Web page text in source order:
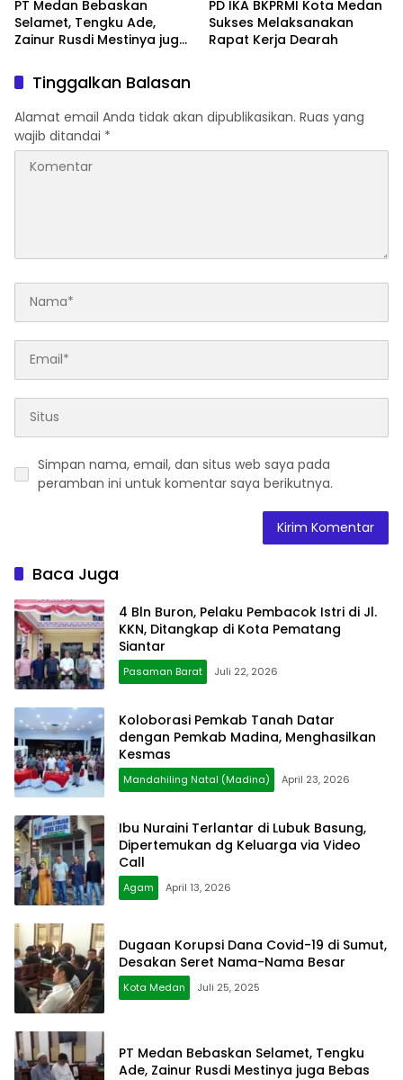
PT Medan Bebaskan
Selamet, Tengku Ade,
Zainur Rusdi Mestinya juga
PD IKA BKPRMI Kota Medan
Sukses Melaksanakan
Rapat Kerja Dearah
Tinggalkan Balasan
Alamat email Anda tidak akan dipublikasikan. Ruas yang
wajib ditandai *
Simpan nama, email, dan situs web saya pada
peramban ini untuk komentar saya berikutnya.
Baca Juga
4 Bln Buron, Pelaku Pembacok Istri di Jl.
KKN, Ditangkap di Kota Pematang
Siantar
Pasaman Barat Juli 22, 2026
Koloborasi Pemkab Tanah Datar
dengan Pemkab Madina, Menghasilkan
Kesmas
Mandahiling Natal (Madina) April 23, 2026
Ibu Nuraini Terlantar di Lubuk Basung,
Dipertemukan dg Keluarga via Video
Call
Agam April 13, 2026
Dugaan Korupsi Dana Covid-19 di Sumut,
Desakan Seret Nama-Nama Besar
Kota Medan Juli 25, 2025
PT Medan Bebaskan Selamet, Tengku
Ade, Zainur Rusdi Mestinya juga Bebas